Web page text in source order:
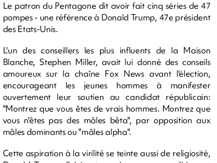
Le patron du Pentagone dit avoir fait cinq séries de 47
pompes - une référence à Donald Trump, 47e président
des Etats-Unis.
L'un des conseillers les plus influents de la Maison
Blanche, Stephen Miller, avait lui donné des conseils
amoureux sur la chaîne Fox News avant l'élection,
encourageant les jeunes hommes à manifester
ouvertement leur soutien au candidat républicain:
"Montrez que vous êtes de vrais hommes. Montrez que
vous n'êtes pas des mâles bêta", par opposition aux
mâles dominants ou "mâles alpha".
Cette aspiration à la virilité se teinte aussi de religiosité,